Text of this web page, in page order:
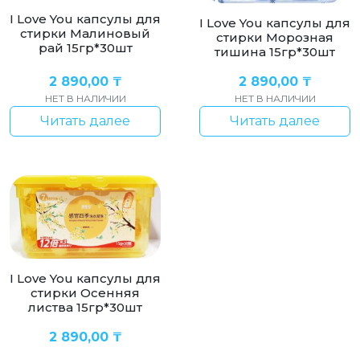
I Love You капсулы для
стирки Малиновый
рай 15гр*30шт
2 890,00 ₸
НЕТ В НАЛИЧИИ
Читать далее
I Love You капсулы для
стирки Морозная
тишина 15гр*30шт
2 890,00 ₸
НЕТ В НАЛИЧИИ
Читать далее
I Love You капсулы для
стирки Осенняя
листва 15гр*30шт
2 890,00 ₸